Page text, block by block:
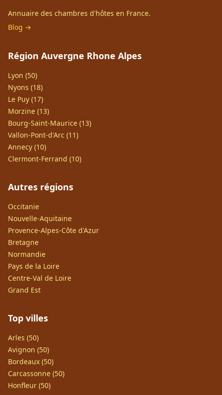
Annuaire des chambres d'hôtes en France.
Blog →
Région Auvergne Rhone Alpes
Lyon (50)
Nyons (18)
Le Puy (17)
Morzine (13)
Bourg-Saint-Maurice (13)
Vallon-Pont-d'Arc (11)
Annecy (10)
Clermont-Ferrand (10)
Autres régions
Occitanie
Nouvelle-Aquitaine
Provence-Alpes-Côte d'Azur
Bretagne
Normandie
Pays de la Loire
Centre-Val de Loire
Grand Est
Top villes
Arles (50)
Avignon (50)
Bordeaux (50)
Carcassonne (50)
Honfleur (50)